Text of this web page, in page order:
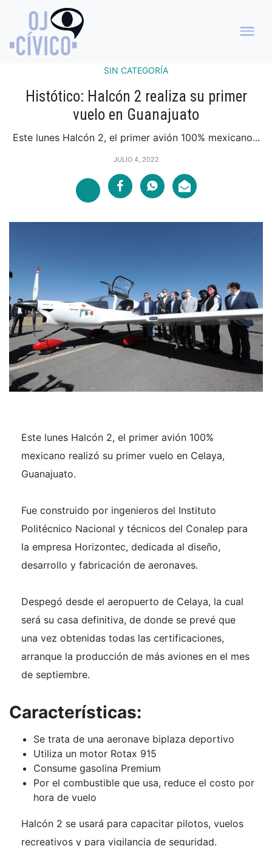
SIN CATEGORÍA
Histótico: Halcón 2 realiza su primer
vuelo en Guanajuato
Este lunes Halcón 2, el primer avión 100% mexicano...
JULIO 4, 2022
Este lunes Halcón 2, el primer avión 100%
mexicano realizó su primer vuelo en Celaya,
Guanajuato.
Fue construido por ingenieros del Instituto
Politécnico Nacional y técnicos del Conalep para
la empresa Horizontec, dedicada al diseño,
desarrollo y fabricación de aeronaves.
Despegó desde el aeropuerto de Celaya, la cual
será su casa definitiva, de donde se prevé que
una vez obtenidas todas las certificaciones,
arranque la producción de más aviones en el mes
de septiembre.
Características:
Se trata de una aeronave biplaza deportivo
Utiliza un motor Rotax 915
Consume gasolina Premium
Por el combustible que usa, reduce el costo por
hora de vuelo
Halcón 2 se usará para capacitar pilotos, vuelos
recreativos y para vigilancia de seguridad.